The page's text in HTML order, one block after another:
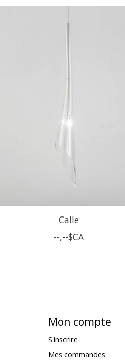
Calle
--,--$CA
Mon compte
S'inscrire
Mes commandes